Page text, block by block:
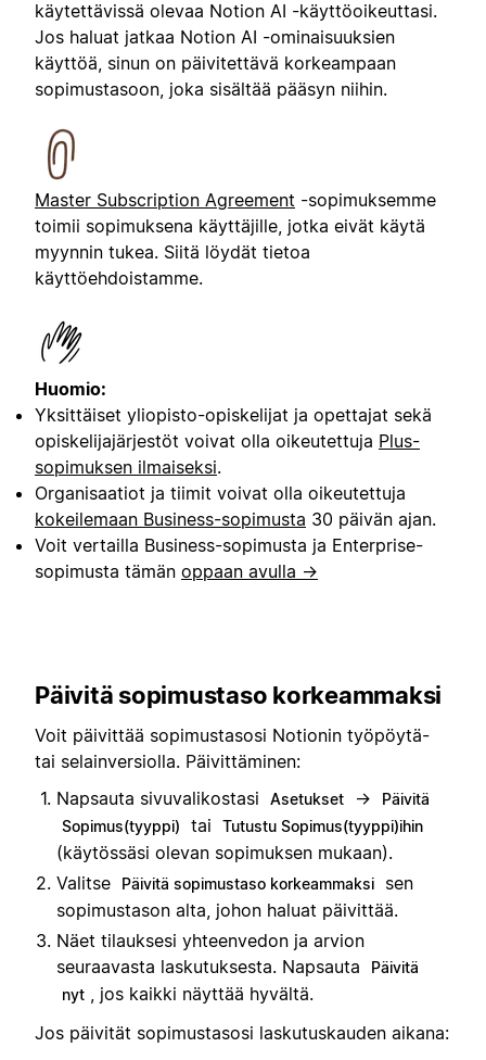
käytettävissä olevaa Notion AI -käyttöoikeuttasi.
Jos haluat jatkaa Notion AI -ominaisuuksien
käyttöä, sinun on päivitettävä korkeampaan
sopimustasoon, joka sisältää pääsyn niihin.
Master Subscription Agreement -sopimuksemme
toimii sopimuksena käyttäjille, jotka eivät käytä
myynnin tukea. Siitä löydät tietoa
käyttöehdoistamme.
Huomio:
Yksittäiset yliopisto-opiskelijat ja opettajat sekä
opiskelijajärjestöt voivat olla oikeutettuja Plus-
sopimuksen ilmaiseksi.
Organisaatiot ja tiimit voivat olla oikeutettuja
kokeilemaan Business-sopimusta 30 päivän ajan.
Voit vertailla Business-sopimusta ja Enterprise-
sopimusta tämän oppaan avulla →
Päivitä sopimustaso korkeammaksi
Voit päivittää sopimustasosi Notionin työpöytä-
tai selainversiolla. Päivittäminen:
Napsauta sivuvalikostasi
Asetukset →
Päivitä
Sopimus(tyyppi)
tai Tutustu Sopimus(tyyppi)ihin
(käytössäsi olevan sopimuksen mukaan).
Valitse
Päivitä sopimustaso korkeammaksi
sen
sopimustason alta, johon haluat päivittää.
Näet tilauksesi yhteenvedon ja arvion
seuraavasta laskutuksesta. Napsauta
Päivitä
nyt , jos kaikki näyttää hyvältä.
Jos päivität sopimustasosi laskutuskauden aikana: